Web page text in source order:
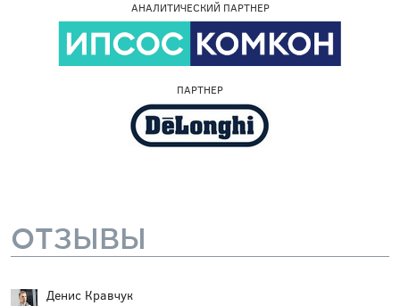
АНАЛИТИЧЕСКИЙ ПАРТНЕР
ПАРТНЕР
ОТЗЫВЫ
Денис Кравчук